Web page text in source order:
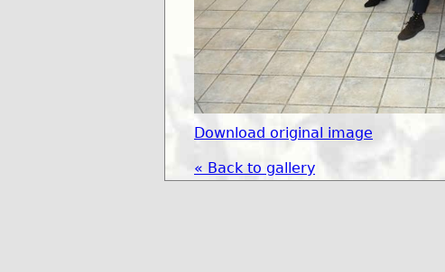
Download original image
« Back to gallery